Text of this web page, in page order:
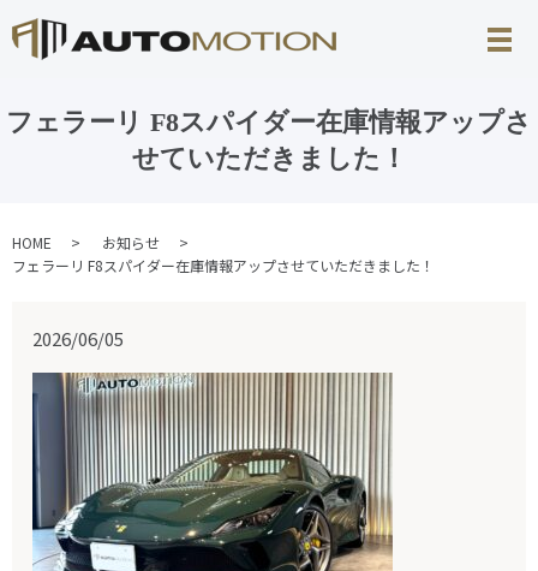
フェラーリ F8スパイダー在庫情報アップさ
せていただきました！
HOME
お知らせ
フェラーリ F8スパイダー在庫情報アップさせていただきました！
2026/06/05